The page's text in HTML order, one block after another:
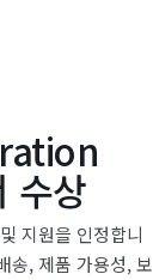
수상
지원을 인정합니
송, 제품 가용성, 보